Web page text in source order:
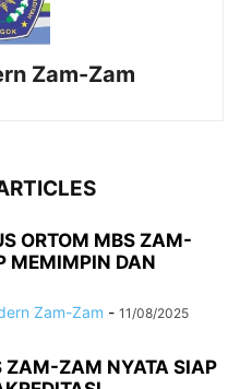
Zam-Zam
ORTOM MBS ZAM-
MEMIMPIN DAN
Zam-Zam - 11/08/2025
ZAM-ZAM NYATA SIAP